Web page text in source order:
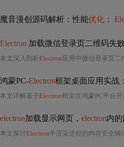
魔音漫创源码解析：性能优化 ：
Electron 加载微信登录页二维码失
本文深入剖析Electron应用中微信登录页二维码无法
鸿蒙PC-Electron框架桌面应用实战
本文详解基于Electron框架在鸿蒙PC平台开发的CSS渐变色设计工具，涵
electron加载显示网页， electron内
本文探讨Electron中渲染进程的内存安全阈值，指出单网页应控制在900MB以内